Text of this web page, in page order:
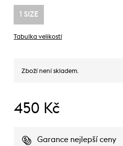
1 SIZE
Tabulka velikostí
Zboží není skladem.
450 Kč
Garance nejlepší ceny